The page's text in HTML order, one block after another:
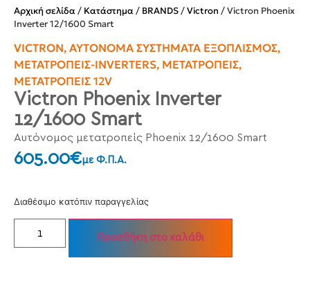
Αρχική σελίδα/ Κατάστημα/ BRANDS/Victron / Victron Phoenix
Inverter 12/1600 Smart
VICTRON, ΑΥΤΌΝΟΜΑ ΣΥΣΤΉΜΑΤΑ ΕΞΟΠΛΙΣΜΌΣ,
ΜΕΤΑΤΡΟΠΕΊΣ-INVERTERS, ΜΕΤΑΤΡΟΠΕΊΣ,
ΜΕΤΑΤΡΟΠΕΊΣ 12V
Victron Phoenix Inverter
12/1600 Smart
Αυτόνομος μετατροπείς Phoenix 12/1600 Smart
605.00€με Φ.Π.Α.
Διαθέσιμο κατόπιν παραγγελίας
Προσθήκη στο καλάθι